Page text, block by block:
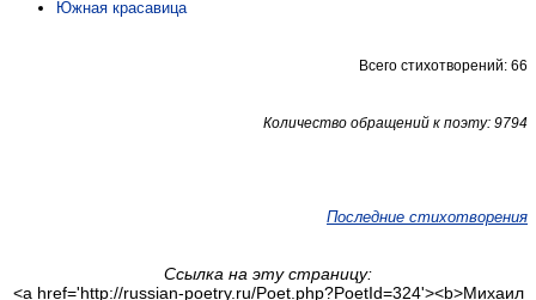
Южная красавица
Всего стихотворений: 66
Количество обращений к поэту: 9794
Последние стихотворения
Ссылка на эту страницу:
<a href='http://russian-poetry.ru/Poet.php?PoetId=324'><b>Михаил